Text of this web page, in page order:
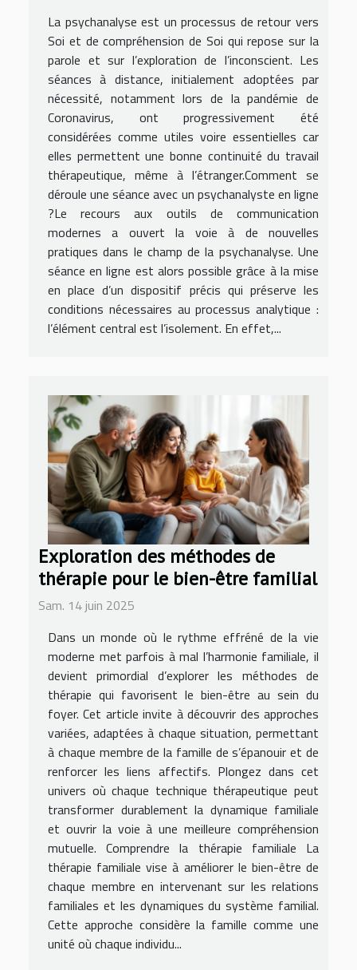
La psychanalyse est un processus de retour vers
Soi et de compréhension de Soi qui repose sur la
parole et sur l’exploration de l’inconscient. Les
séances à distance, initialement adoptées par
nécessité, notamment lors de la pandémie de
Coronavirus, ont progressivement été
considérées comme utiles voire essentielles car
elles permettent une bonne continuité du travail
thérapeutique, même à l’étranger.Comment se
déroule une séance avec un psychanalyste en ligne
?Le recours aux outils de communication
modernes a ouvert la voie à de nouvelles
pratiques dans le champ de la psychanalyse. Une
séance en ligne est alors possible grâce à la mise
en place d’un dispositif précis qui préserve les
conditions nécessaires au processus analytique :
l’élément central est l’isolement. En effet,...
Exploration des méthodes de
thérapie pour le bien-être familial
Sam. 14 juin 2025
Dans un monde où le rythme effréné de la vie
moderne met parfois à mal l’harmonie familiale, il
devient primordial d’explorer les méthodes de
thérapie qui favorisent le bien-être au sein du
foyer. Cet article invite à découvrir des approches
variées, adaptées à chaque situation, permettant
à chaque membre de la famille de s’épanouir et de
renforcer les liens affectifs. Plongez dans cet
univers où chaque technique thérapeutique peut
transformer durablement la dynamique familiale
et ouvrir la voie à une meilleure compréhension
mutuelle. Comprendre la thérapie familiale La
thérapie familiale vise à améliorer le bien-être de
chaque membre en intervenant sur les relations
familiales et les dynamiques du système familial.
Cette approche considère la famille comme une
unité où chaque individu...